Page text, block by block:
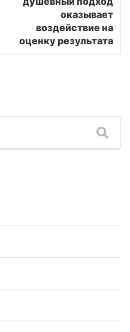
оказывает
воздействие на
оценку результата